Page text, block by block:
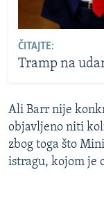
ČITAJTE:
Tramp na
Ali Barr nije
objavljeno niti
zbog toga što
istragu, kojom je